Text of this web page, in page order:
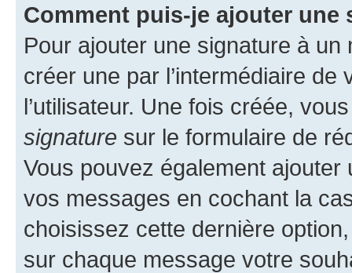
Comment puis-je ajouter une
Pour ajouter une signature à un
créer une par l’intermédiaire
l’utilisateur. Une fois créée,
signature sur le formulaire de
Vous pouvez également
vos messages en cochant la
choisissez cette dernière
sur chaque message votre